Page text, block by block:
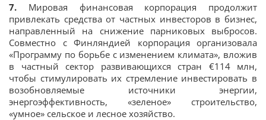
7. Мировая финансовая корпорация продолжит
привлекать средства от частных инвесторов в бизнес,
направленный на снижение парниковых выбросов.
Совместно с Финляндией корпорация организовала
«Программу по борьбе с изменением климата», вложив
в частный сектор развивающихся стран €114 млн,
чтобы стимулировать их стремление инвестировать в
возобновляемые источники энергии,
энергоэффективность, «зеленое» строительство,
«умное» сельское и лесное хозяйство.